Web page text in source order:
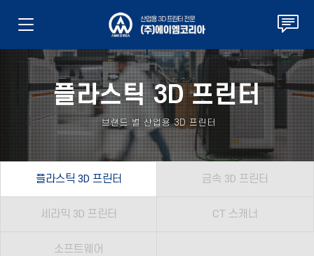
플라스틱 3D 프린터
브랜드 별 산업용 3D 프린터
플라스틱 3D 프린터 금속 3D 프린터
세라믹 3D 프린터 CT 스캐너
소프트웨어